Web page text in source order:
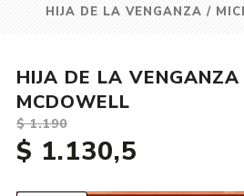
HIJA DE LA VENGANZA /
HIJA DE LA
MCDOWELL
$ 1.190
$ 1.130,5